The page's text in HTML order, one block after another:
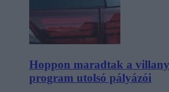
Hoppon maradtak a
program utolsó pályázói